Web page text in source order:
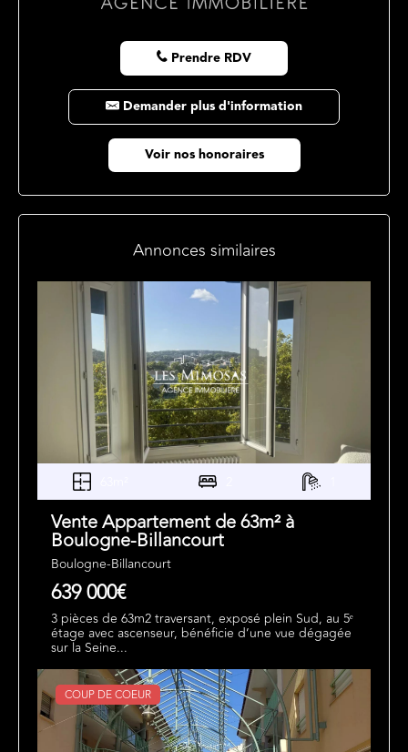
Prendre RDV
Demander plus d'information
Voir nos honoraires
Annonces similaires
Vente Appartement de 63m² à
Boulogne-Billancourt
Boulogne-Billancourt
639 000€
3 pièces de 63m2 traversant, exposé plein Sud, au 5ᵉ
étage avec ascenseur, bénéficie d’une vue dégagée
sur la Seine...
COUP DE COEUR